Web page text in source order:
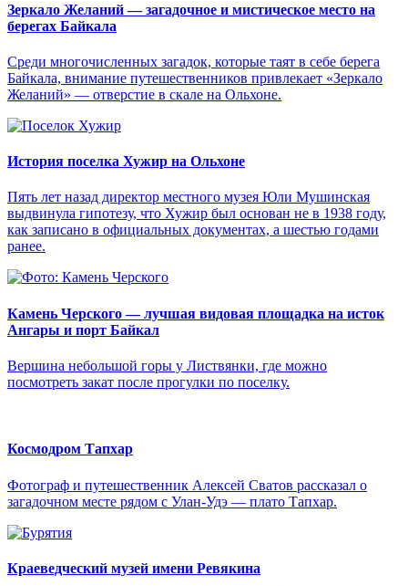
Зеркало Желаний — загадочное и мистическое место на
берегах Байкала
Среди многочисленных загадок, которые таят в себе берега
Байкала, внимание путешественников привлекает «Зеркало
Желаний» — отверстие в скале на Ольхоне.
История поселка Хужир на Ольхоне
Пять лет назад директор местного музея Юли Мушинская
выдвинула гипотезу, что Хужир был основан не в 1938 году,
как записано в официальных документах, а шестью годами
ранее.
Камень Черского — лучшая видовая площадка на исток
Ангары и порт Байкал
Вершина небольшой горы у Листвянки, где можно
посмотреть закат после прогулки по поселку.
Космодром Тапхар
Фотограф и путешественник Алексей Сватов рассказал о
загадочном месте рядом с Улан-Удэ — плато Тапхар.
Краеведческий музей имени Ревякина